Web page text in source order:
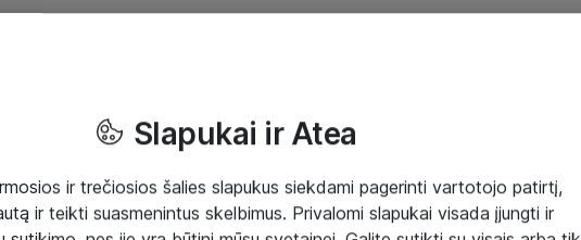
Slapukai ir Atea
ir trečiosios šalies slapukus siekdami pagerinti vartotojo patirtį,
ir teikti suasmenintus skelbimus. Privalomi slapukai visada įjungti ir